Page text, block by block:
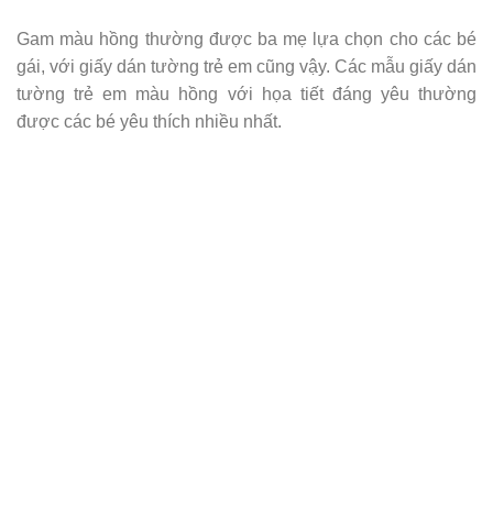
Gam màu hồng thường được ba mẹ lựa chọn cho các bé
gái, với giấy dán tường trẻ em cũng vậy. Các mẫu giấy dán
tường trẻ em màu hồng với họa tiết đáng yêu thường
được các bé yêu thích nhiều nhất.